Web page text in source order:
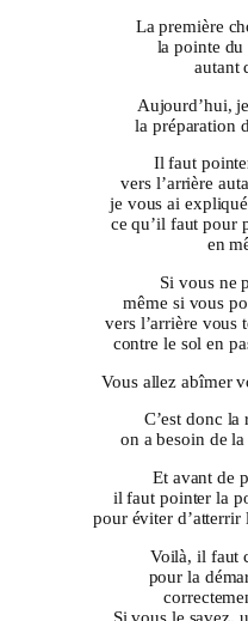
La première
la pointe du
autant
Aujourd’hui,
la préparation
Il faut
vers l’arrière
je vous ai
ce qu’il faut pour
en
Si vous ne
même si vous
vers l’arrière vous
contre le sol en
Vous allez abîmer
C’est donc
on a besoin de
Et avant de
il faut pointer la
pour éviter d’atterrir
Voilà, il faut
pour la
Si vous le savez,